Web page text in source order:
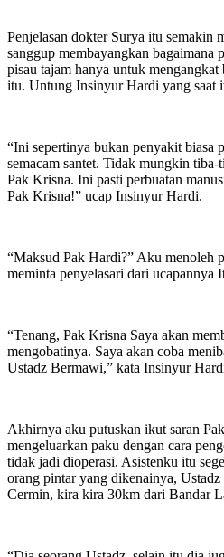
Penjelasan dokter Surya itu semakin
sanggup membayangkan bagaimana
pisau tajam hanya untuk
itu. Untung Insinyur Hardi yang saat
“Ini sepertinya bukan penyakit biasa
semacam santet. Tidak mungkin
Pak Krisna. Ini pasti perbuatan
Pak Krisna!” ucap Insinyur Hardi.
“Maksud Pak Hardi?” Aku menoleh
meminta penyelasari dari ucapannya
“Tenang, Pak Krisna Saya akan
mengobatinya. Saya akan coba
Ustadz Bermawi,” kata Insinyur
Akhirnya aku putuskan ikut saran
mengeluarkan paku dengan cara
tidak jadi dioperasi. Asistenku itu
orang pintar yang dikenainya,
Cermin, kira kira 30km dari Bandar